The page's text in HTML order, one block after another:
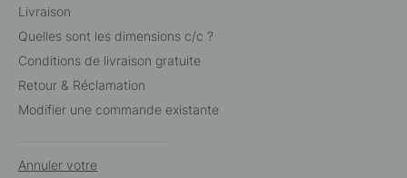
Livraison
Quelles sont les dimensions c/c ?
Conditions de livraison gratuite
Retour & Réclamation
Modifier une commande existante
Annuler votre